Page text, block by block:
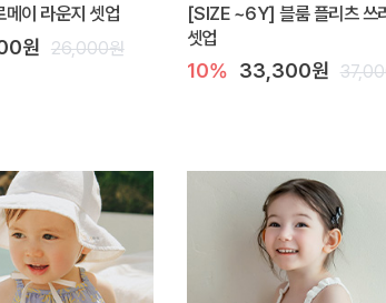
이 라운지 셋업
원 26,000원
[SIZE ~6Y] 블룸 플리츠 쓰
셋업
10% 33,300원